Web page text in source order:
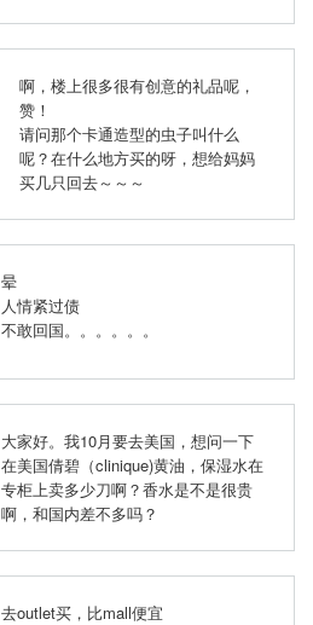
啊，楼上很多很有创意的礼品呢，
赞！
请问那个卡通造型的虫子叫什么
呢？在什么地方买的呀，想给妈妈
买几只回去～～～
晕
人情紧过债
不敢回国。。。。。。
大家好。我10月要去美国，想问一下
在美国倩碧（clinique)黄油，保湿水在
专柜上卖多少刀啊？香水是不是很贵
啊，和国内差不多吗？
去outlet买，比mall便宜